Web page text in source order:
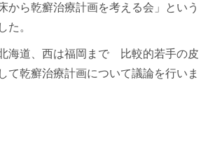
から乾癬治療計画を考える会」という
た。
海道、西は福岡まで 比較的若手の皮
て乾癬治療計画について議論を行いま